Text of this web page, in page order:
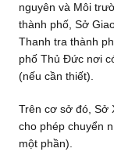
nguyên và Môi
thành phố, Sở
Thanh tra thành
phố Thủ Đức nơi
(nếu cần thiết).
Trên cơ sở đó, Sở
cho phép chuyển
một phần).